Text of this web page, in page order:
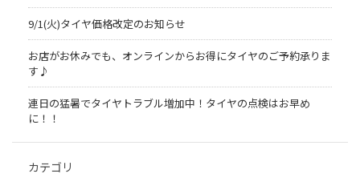
9/1(火)タイヤ価格改定のお知らせ
お店がお休みでも、オンラインからお得にタイヤのご予約承りま
す♪
連日の猛暑でタイヤトラブル増加中！タイヤの点検はお早め
に！！
カテゴリ